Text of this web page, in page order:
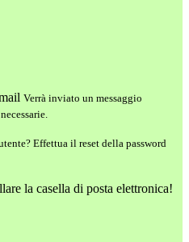
Verrà inviato un messaggio
Effettua il reset della password
la casella di posta elettronica!